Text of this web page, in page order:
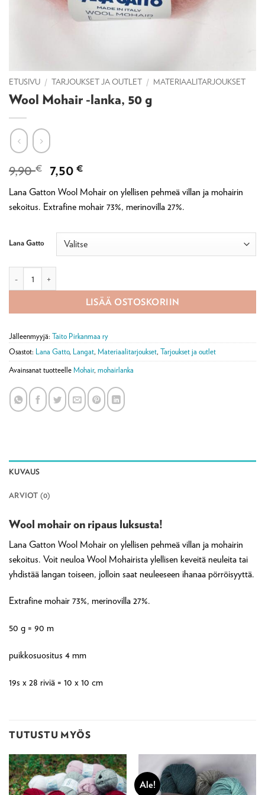
ETUSIVU / TARJOUKSET JA OUTLET / MATERIAALITARJOUKSET
Wool Mohair -lanka, 50 g
9,90€
Alkuperäinen
oli:
9,90 €.
7,50€
on:
7,50 €.
Lana Gatton Wool Mohair on ylellisen pehmeä villan ja mohairin
sekoitus. Extrafine mohair 73%, merinovilla 27%.
Lana Gatto
LISÄÄ OSTOSKORIIN
Jälleenmyyjä: Taito Pirkanmaa ry
Osastot: Lana Gatto, Langat, Materiaalitarjoukset, Tarjoukset ja outlet
Avainsanat tuotteelle Mohair, mohairlanka
KUVAUS
ARVIOT (0)
Wool mohair on ripaus luksusta!
Lana Gatton Wool Mohair on ylellisen pehmeä villan ja mohairin
sekoitus. Voit neuloa Wool Mohairista ylellisen keveitä neuleita tai
yhdistää langan toiseen, jolloin saat neuleeseen ihanaa pörröisyyttä.
Extrafine mohair 73%, merinovilla 27%.
50 g = 90 m
puikkosuositus 4 mm
19s x 28 riviä = 10 x 10 cm
TUTUSTU MYÖS
Ale!